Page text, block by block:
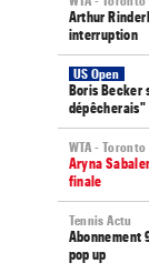
Arthur
interruption
US Open
Boris Becker
dépêcherais"
WTA - Toronto
Aryna
finale
Tennis Actu
Abonnement
pop up